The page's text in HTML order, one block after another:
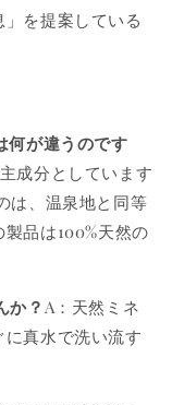
を提案している
何が違うのです
成分としています
は、温泉地と同等
品は100%天然の
か？ A：天然ミネ
真水で洗い流す